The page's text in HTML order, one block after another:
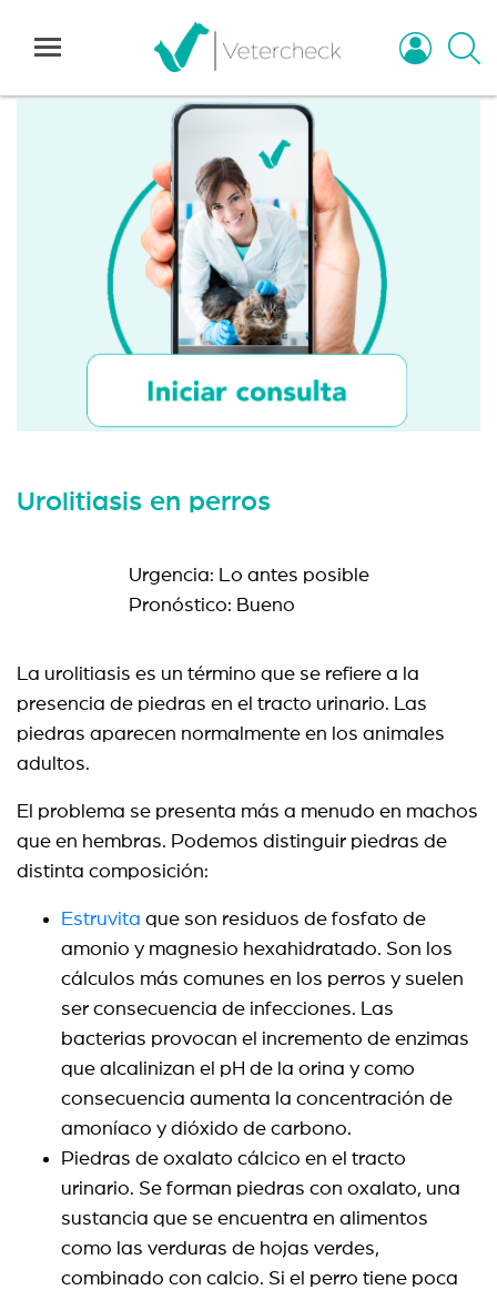
Urolitiasis en perros
Urgencia: Lo antes posible
Pronóstico: Bueno
La urolitiasis es un término que se refiere a la
presencia de piedras en el tracto urinario. Las
piedras aparecen normalmente en los animales
adultos.
El problema se presenta más a menudo en machos
que en hembras. Podemos distinguir piedras de
distinta composición:
Estruvita que son residuos de fosfato de
amonio y magnesio hexahidratado. Son los
cálculos más comunes en los perros y suelen
ser consecuencia de infecciones. Las
bacterias provocan el incremento de enzimas
que alcalinizan el pH de la orina y como
consecuencia aumenta la concentración de
amoníaco y dióxido de carbono.
Piedras de oxalato cálcico en el tracto
urinario. Se forman piedras con oxalato, una
sustancia que se encuentra en alimentos
como las verduras de hojas verdes,
combinado con calcio. Si el perro tiene poca